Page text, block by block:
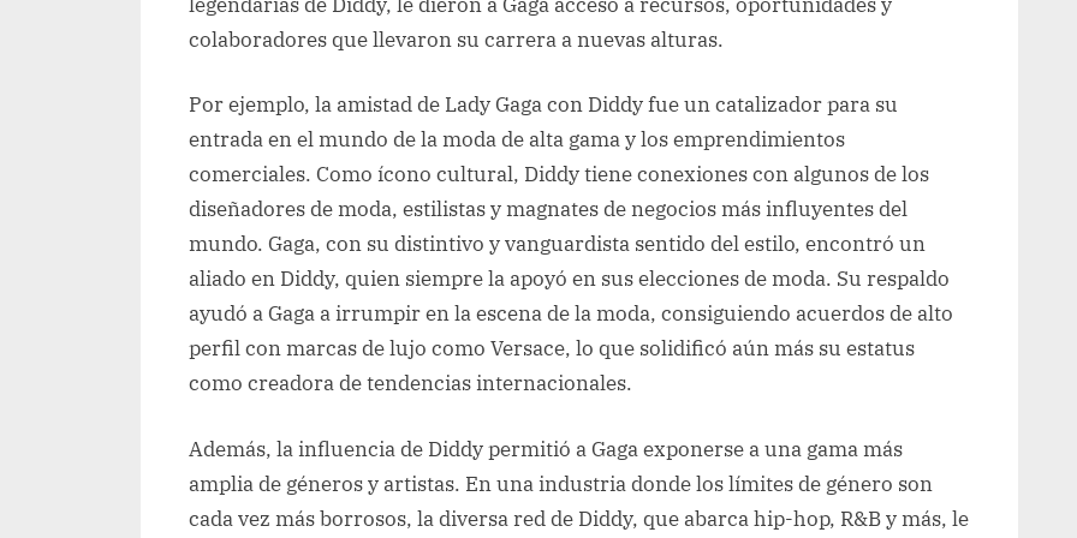
colaboradores que llevaron su carrera a nuevas alturas.
Por ejemplo, la amistad de Lady Gaga con Diddy fue un catalizador para su
entrada en el mundo de la moda de alta gama y los emprendimientos
comerciales. Como ícono cultural, Diddy tiene conexiones con algunos de los
diseñadores de moda, estilistas y magnates de negocios más influyentes del
mundo. Gaga, con su distintivo y vanguardista sentido del estilo, encontró un
aliado en Diddy, quien siempre la apoyó en sus elecciones de moda. Su respaldo
ayudó a Gaga a irrumpir en la escena de la moda, consiguiendo acuerdos de alto
perfil con marcas de lujo como Versace, lo que solidificó aún más su estatus
como creadora de tendencias internacionales.
Además, la influencia de Diddy permitió a Gaga exponerse a una gama más
amplia de géneros y artistas. En una industria donde los límites de género son
cada vez más borrosos, la diversa red de Diddy, que abarca hip-hop, R&B y más, le